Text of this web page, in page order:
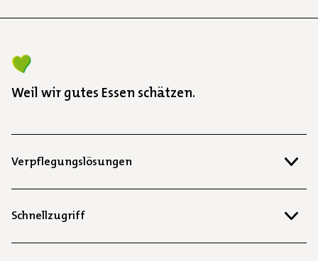
Weil wir gutes Essen schätzen.
Verpflegungslösungen
Schnellzugriff